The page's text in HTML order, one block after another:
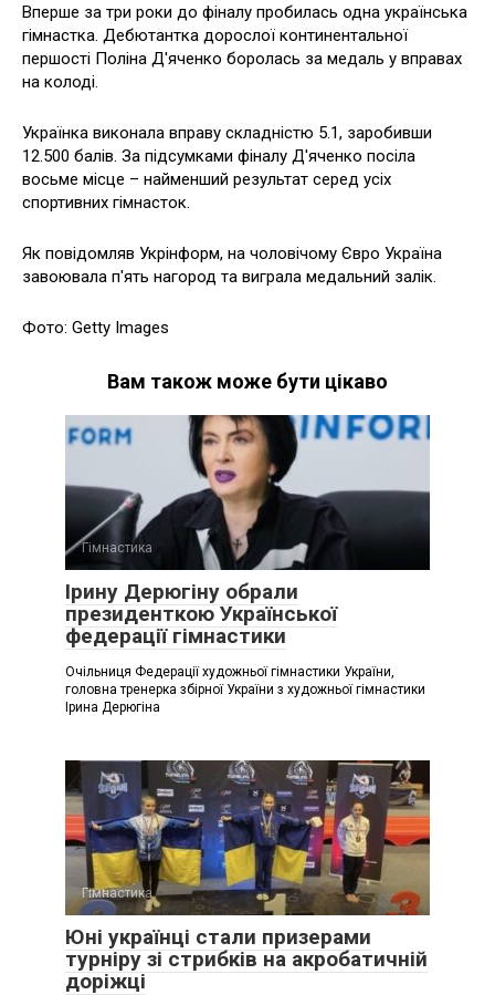
Вперше за три роки до фіналу пробилась одна українська
гімнастка. Дебютантка дорослої континентальної
першості Поліна Д'яченко боролась за медаль у вправах
на колоді.
Українка виконала вправу складністю 5.1, заробивши
12.500 балів. За підсумками фіналу Д'яченко посіла
восьме місце – найменший результат серед усіх
спортивних гімнасток.
Як повідомляв Укрінформ, на чоловічому Євро Україна
завоювала п'ять нагород та виграла медальний залік.
Фото: Getty Images
Вам також може бути цікаво
Гімнастика
Ірину Дерюгіну обрали
президенткою Української
федерації гімнастики
Очільниця Федерації художньої гімнастики України,
головна тренерка збірної України з художньої гімнастики
Ірина Дерюгіна
Гімнастика
Юні українці стали призерами
турніру зі стрибків на акробатичній
доріжці